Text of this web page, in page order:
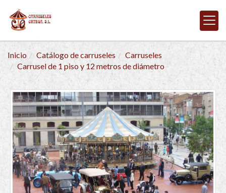
Inicio Catálogo de carruseles
Carruseles
Carrusel de 1 piso y 12 metros de diámetro